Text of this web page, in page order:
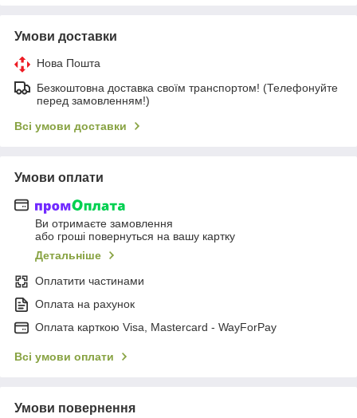
Умови доставки
Нова Пошта
Безкоштовна доставка своїм транспортом! (Телефонуйте
перед замовленням!)
Всі умови доставки
Умови оплати
Ви отримаєте замовлення
або гроші повернуться на вашу картку
Детальніше
Оплатити частинами
Оплата на рахунок
Оплата карткою Visa, Mastercard - WayForPay
Всі умови оплати
Умови повернення